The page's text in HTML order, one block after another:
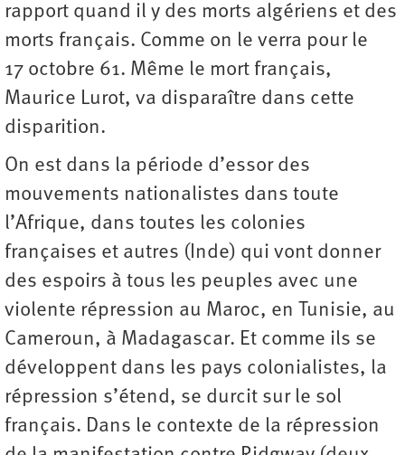
rapport quand il y des morts algériens et des
morts français. Comme on le verra pour le
17 octobre 61. Même le mort français,
Maurice Lurot, va disparaître dans cette
disparition.
On est dans la période d’essor des
mouvements nationalistes dans toute
l’Afrique, dans toutes les colonies
françaises et autres (Inde) qui vont donner
des espoirs à tous les peuples avec une
violente répression au Maroc, en Tunisie, au
Cameroun, à Madagascar. Et comme ils se
développent dans les pays colonialistes, la
répression s’étend, se durcit sur le sol
français. Dans le contexte de la répression